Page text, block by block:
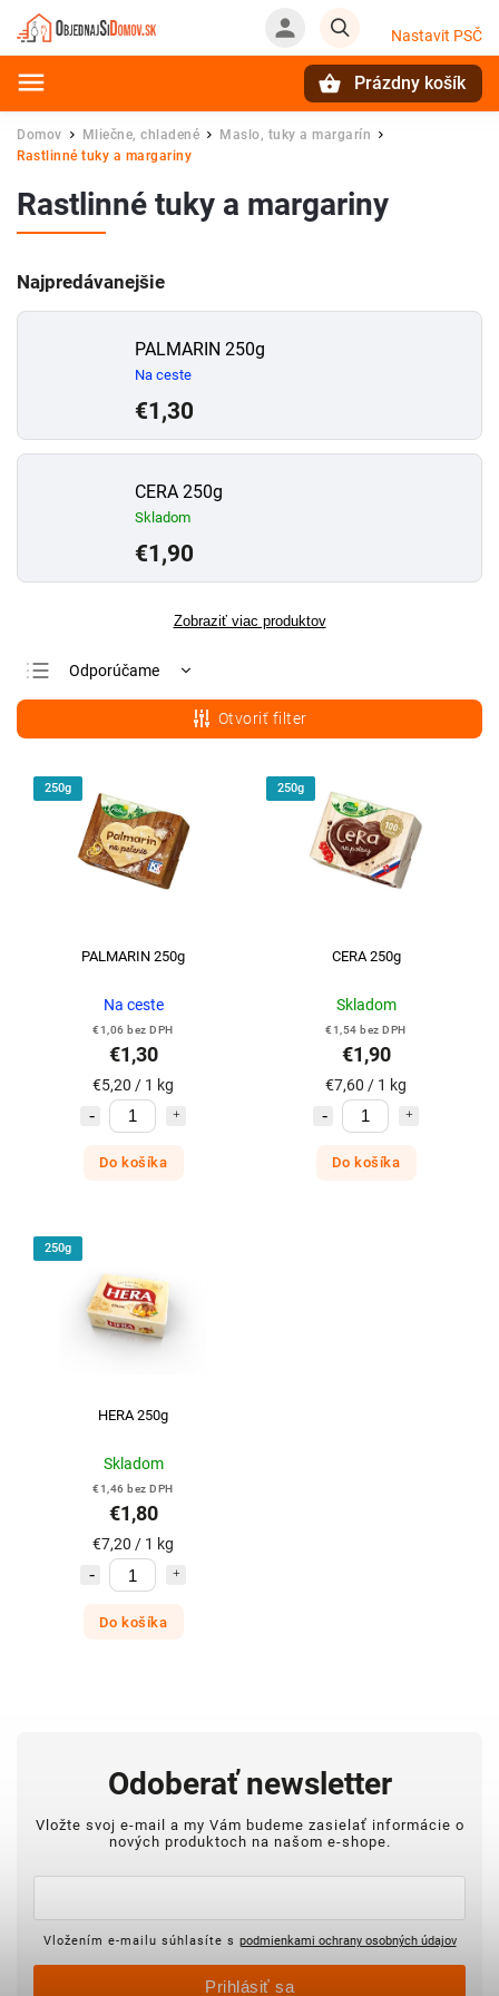
Nastavit PSČ
Prázdny košík
Domov / Mliečne, chladené / Maslo, tuky a margarín /
Rastlinné tuky a margariny
Rastlinné tuky a margariny
Najpredávanejšie
PALMARIN 250g
Na ceste
€1,30
CERA 250g
Skladom
€1,90
Zobraziť viac produktov
Odporúčame
Najdrahšie
Najpredávanejšie
Abecedne
Otvoriť filter
250g
PALMARIN 250g
Na ceste
€1,06 bez DPH
€1,30
€5,20 / 1 kg
Do košíka
250g
CERA 250g
Skladom
€1,54 bez DPH
€1,90
€7,60 / 1 kg
Do košíka
250g
HERA 250g
Skladom
€1,46 bez DPH
€1,80
€7,20 / 1 kg
Do košíka
Odoberať newsletter
Vložte svoj e-mail a my Vám budeme zasielať informácie o
nových produktoch na našom e-shope.
Vložením e-mailu súhlasíte s podmienkami ochrany osobných údajov
Prihlásiť sa